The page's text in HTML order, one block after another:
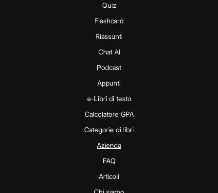
Quiz
Flashcard
Riassunti
Chat AI
Podcast
Appunti
e-Libri di testo
Calcolatore GPA
Categorie di libri
Azienda
FAQ
Articoli